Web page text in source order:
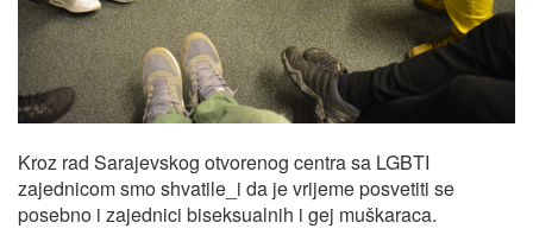
Kroz rad Sarajevskog otvorenog centra sa LGBTI
zajednicom smo shvatile_i da je vrijeme posvetiti se
posebno i zajednici biseksualnih i gej muškaraca.